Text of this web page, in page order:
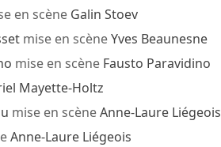
en scène Galin Stoev
mise en scèneYves Beaunesne
mise en scène Fausto Paravidino
Mayette-Holtz
mise en scèneAnne-Laure Liégeois
Anne-Laure Liégeois